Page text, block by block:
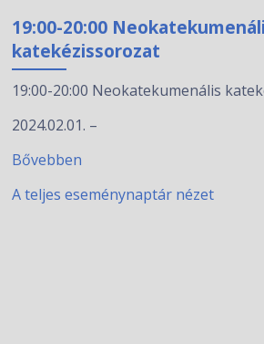
19:00-20:00
katekézissorozat
19:00-20:00 Neokatekumenális
2024.02.01. –
Bővebben
A teljes eseménynaptár nézet